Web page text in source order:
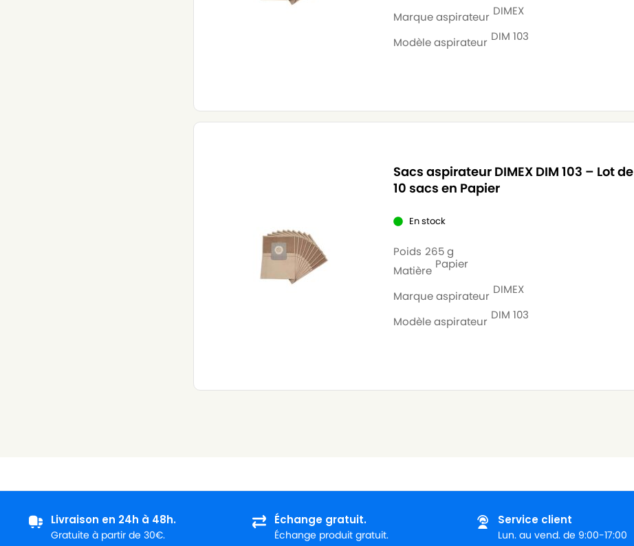
Marque aspirateur DIMEX
Modèle aspirateur DIM 103
Sacs aspirateur DIMEX DIM 103 – Lot de
10 sacs en Papier
En stock
Poids 265 g
Matière Papier
Marque aspirateur DIMEX
Modèle aspirateur DIM 103
Livraison en 24h à 48h.
Gratuite à partir de 30€.
Échange gratuit.
Échange produit gratuit.
Service client
Lun. au vend. de 9:00-17:00